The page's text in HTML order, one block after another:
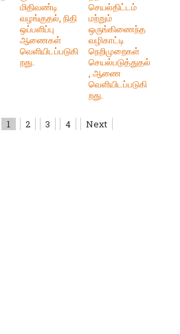
மிதிவண்டி
வழங்குதல், நிதி
ஒப்பளிப்பு
ஆணைகள்
வெளியிடப்படுகி
றது.
செயல்திட்டம்
மற்றும்
ஒருங்கிணைந்த
வழிகாட்டி
நெறிமுறைகள்
செயல்படுத்துதல்
, ஆணை
வெளியிடப்படுகி
றது.
1 2 3 4 Next